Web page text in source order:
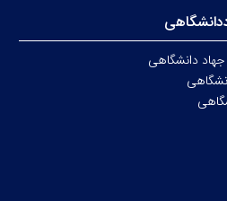
دانشگاهی